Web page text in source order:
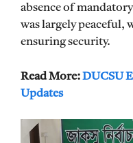
absence of
was largely peaceful,
ensuring security.
Read More:DUCSU
Updates